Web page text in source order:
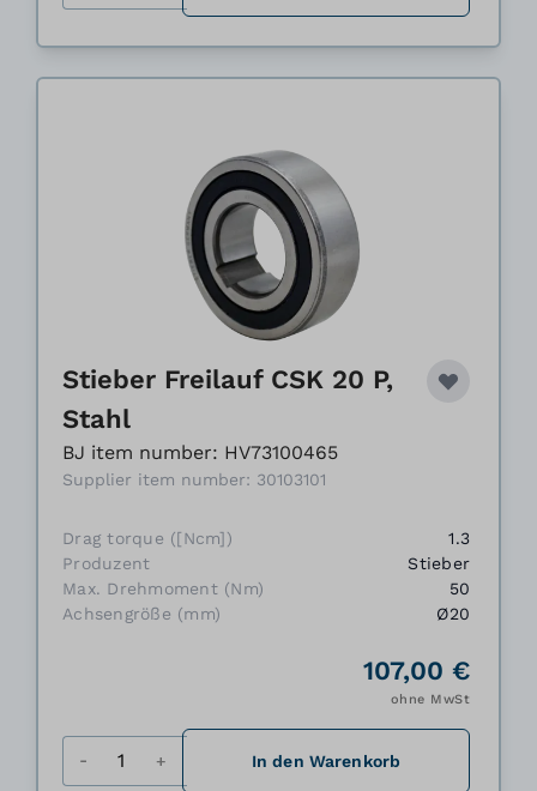
Stieber Freilauf CSK 20 P,
Stahl
BJ item number: HV73100465
Supplier item number: 30103101
Drag torque ([Ncm])
1.3
Produzent
Stieber
Max. Drehmoment (Nm)
50
Achsengröße (mm)
Ø20
107,00 €
ohne MwSt
In den Warenkorb